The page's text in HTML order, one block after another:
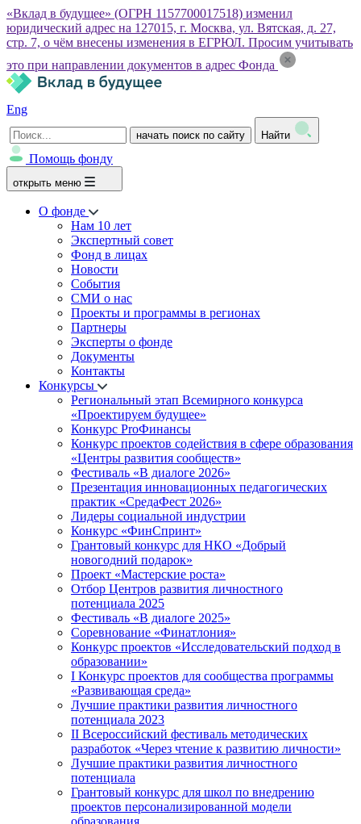
«Вклад в будущее» (ОГРН 1157700017518) изменил
юридический адрес на 127015, г. Москва, ул. Вятская, д. 27,
стр. 7, о чём внесены изменения в ЕГРЮЛ. Просим учитывать
это при направлении документов в адрес Фонда
Eng
начать поиск по сайту Найти
Помощь фонду
открыть меню
О фонде
Нам 10 лет
Экспертный совет
Фонд в лицах
Новости
События
СМИ о нас
Проекты и программы в регионах
Партнеры
Эксперты о фонде
Документы
Контакты
Конкурсы
Региональный этап Всемирного конкурса
«Проектируем будущее»
Конкурс ProФинансы
Конкурс проектов содействия в сфере образования
«Центры развития сообществ»
Фестиваль «В диалоге 2026»
Презентация инновационных педагогических
практик «СредаФест 2026»
Лидеры социальной индустрии
Конкурс «ФинСпринт»
Грантовый конкурс для НКО «Добрый
новогодний подарок»
Проект «Мастерские роста»
Отбор Центров развития личностного
потенциала 2025
Фестиваль «В диалоге 2025»
Соревнование «Финатлония»
Конкурс проектов «Исследовательский подход в
образовании»
I Конкурс проектов для сообщества программы
«Развивающая среда»
Лучшие практики развития личностного
потенциала 2023
II Всероссийский фестиваль методических
разработок «Через чтение к развитию личности»
Лучшие практики развития личностного
потенциала
Грантовый конкурс для школ по внедрению
проектов персонализированной модели
образования